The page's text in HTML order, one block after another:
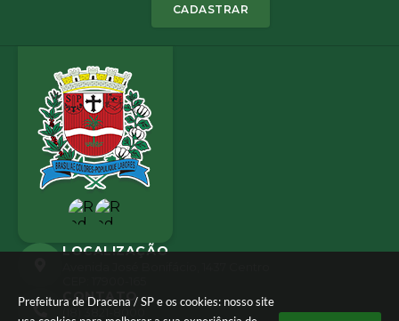
Prefeitura de Dracena / SP e os cookies: nosso site
CADASTRAR
LOCALIZAÇÃO
CONTATO